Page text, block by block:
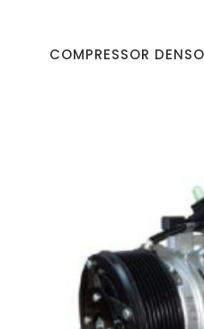
COMPRESSOR